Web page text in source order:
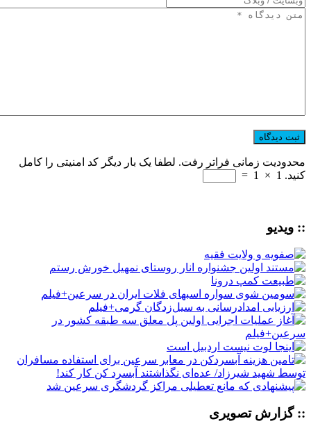
محدودیت زمانی فراتر رفت. لطفا یک بار دیگر کد امنیتی را کامل
کنید. 1
×
1
=
:: ویدیو
:: گزارش تصویری